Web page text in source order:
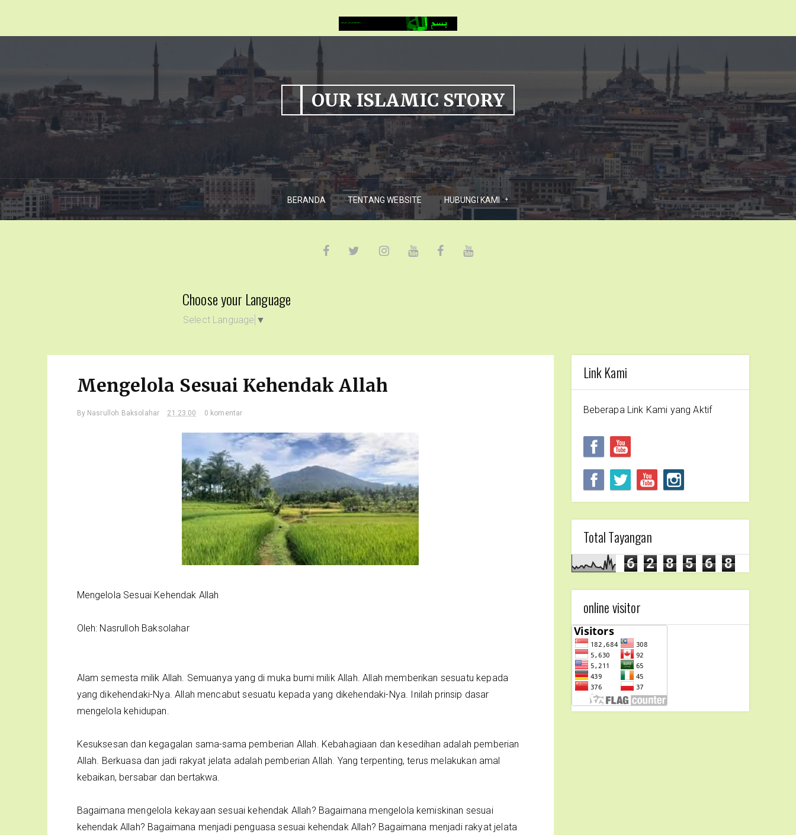
OUR ISLAMIC STORY
BERANDA TENTANG WEBSITE HUBUNGI KAMI
Choose your Language
Select Language ▼
Mengelola Sesuai Kehendak Allah
By Nasrulloh Baksolahar 21.23.00 0 komentar
Mengelola Sesuai Kehendak Allah
Oleh: Nasrulloh Baksolahar
Alam semesta milik Allah. Semuanya yang di muka bumi milik Allah. Allah memberikan sesuatu kepada
yang dikehendaki-Nya. Allah mencabut sesuatu kepada yang dikehendaki-Nya. Inilah prinsip dasar
mengelola kehidupan.
Kesuksesan dan kegagalan sama-sama pemberian Allah. Kebahagiaan dan kesedihan adalah pemberian
Allah. Berkuasa dan jadi rakyat jelata adalah pemberian Allah. Yang terpenting, terus melakukan amal
kebaikan, bersabar dan bertakwa.
Bagaimana mengelola kekayaan sesuai kehendak Allah? Bagaimana mengelola kemiskinan sesuai
kehendak Allah? Bagaimana menjadi penguasa sesuai kehendak Allah? Bagaimana menjadi rakyat jelata
Link Kami
Beberapa Link Kami yang Aktif
Total Tayangan
6 2 8 5 6 8
online visitor